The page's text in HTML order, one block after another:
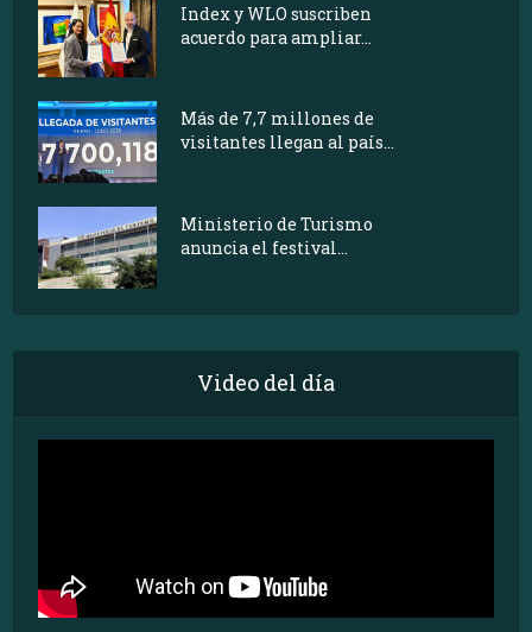
Index y WLO suscriben
acuerdo para ampliar...
Más de 7,7 millones de
visitantes llegan al país...
Ministerio de Turismo
anuncia el festival...
Video del día